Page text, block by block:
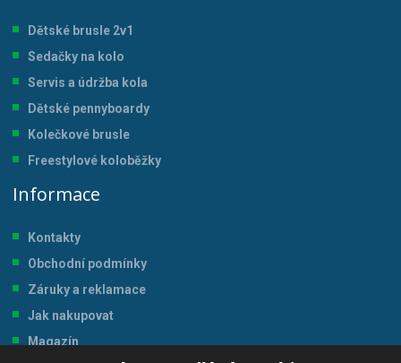
Dětské brusle 2v1
Sedačky na kolo
Servis a údržba kola
Dětské pennyboardy
Kolečkové brusle
Freestylové koloběžky
Informace
Kontakty
Obchodní podmínky
Záruky a reklamace
Jak nakupovat
Magazín